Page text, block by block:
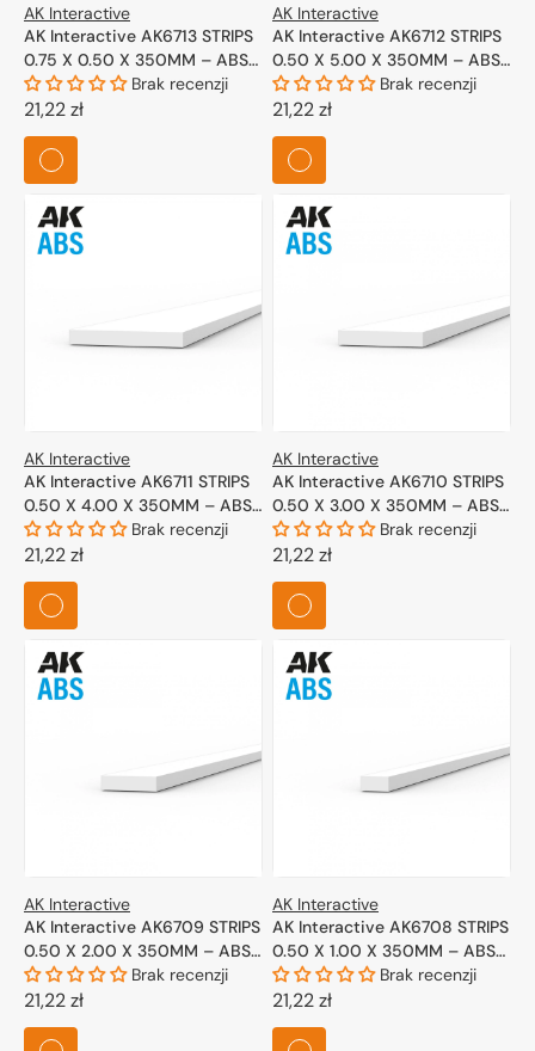
AK Interactive
AK Interactive AK6713 STRIPS
0.75 X 0.50 X 350MM – ABS
STRIP – 10 UNITS PER BAG
Brak recenzji
Cena
regularna
21,22 zł
AK Interactive
AK Interactive AK6712 STRIPS
0.50 X 5.00 X 350MM – ABS
STRIP – 10 UNITS PER BAG
Brak recenzji
Cena
regularna
21,22 zł
AK Interactive
AK Interactive AK6711 STRIPS
0.50 X 4.00 X 350MM – ABS
STRIP – 10 UNITS PER BAG
Brak recenzji
Cena
regularna
21,22 zł
AK Interactive
AK Interactive AK6710 STRIPS
0.50 X 3.00 X 350MM – ABS
STRIP – 10 UNITS PER BAG
Brak recenzji
Cena
regularna
21,22 zł
AK Interactive
AK Interactive AK6709 STRIPS
0.50 X 2.00 X 350MM – ABS
STRIP – 10 UNITS PER BAG
Brak recenzji
Cena
regularna
21,22 zł
AK Interactive
AK Interactive AK6708 STRIPS
0.50 X 1.00 X 350MM – ABS
STRIP – 10 UNITS PER BAG
Brak recenzji
Cena
regularna
21,22 zł